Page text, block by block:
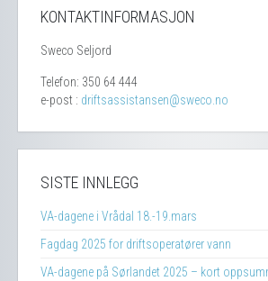
KONTAKTINFORMASJON
Sweco Seljord
Telefon: 350 64 444
e-post : driftsassistansen@sweco.no
SISTE INNLEGG
VA-dagene i Vrådal 18.-19.mars
Fagdag 2025 for driftsoperatører vann
VA-dagene på Sørlandet 2025 – kort